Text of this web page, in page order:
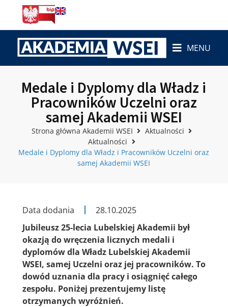
MENU
Medale i Dyplomy dla Władz i
Pracowników Uczelni oraz
samej Akademii WSEI
Strona główna Akademii WSEI
Aktualności
Aktualności
Medale i Dyplomy dla Władz i Pracowników Uczelni oraz
samej Akademii WSEI
Data dodania
28.10.2025
Jubileusz 25-lecia Lubelskiej Akademii był
okazją do wręczenia licznych medali i
dyplomów dla Władz Lubelskiej Akademii
WSEI, samej Uczelni oraz jej pracowników. To
dowód uznania dla pracy i osiągnięć całego
zespołu. Poniżej prezentujemy listę
otrzymanych wyróżnień.